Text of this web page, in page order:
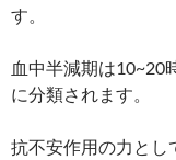
す。
血中半減期は10~20
に分類されます。
抗不安作用の力とし